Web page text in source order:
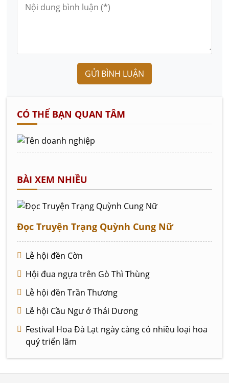
GỬI BÌNH LUẬN
CÓ THỂ BẠN QUAN TÂM
BÀI XEM NHIỀU
Đọc Truyện Trạng Quỳnh Cung Nữ
Lễ hội đền Cờn
Hội đua ngựa trên Gò Thì Thùng
Lễ hội đền Trần Thương
Lễ hội Cầu Ngư ở Thái Dương
Festival Hoa Đà Lạt ngày càng có nhiều loại hoa
quý triển lãm